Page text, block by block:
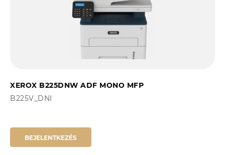
XEROX B225DNW ADF MONO MFP
B225V_DNI
BEJELENTKEZÉS